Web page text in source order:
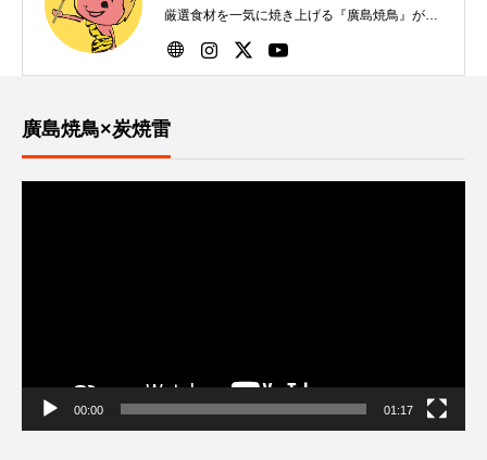
厳選食材を一気に焼き上げる『廣島焼鳥』が自
慢です！
廣島焼鳥×炭焼雷
00:00 01:17